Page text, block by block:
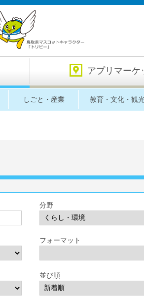
アプリマーケ
しごと・産業 教育・文化・観
分野
フォーマット
並び順